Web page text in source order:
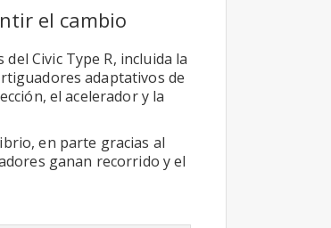
el cambio
Civic Type R, incluida la
adaptativos de
el acelerador y la
en parte gracias al
ganan recorrido y el